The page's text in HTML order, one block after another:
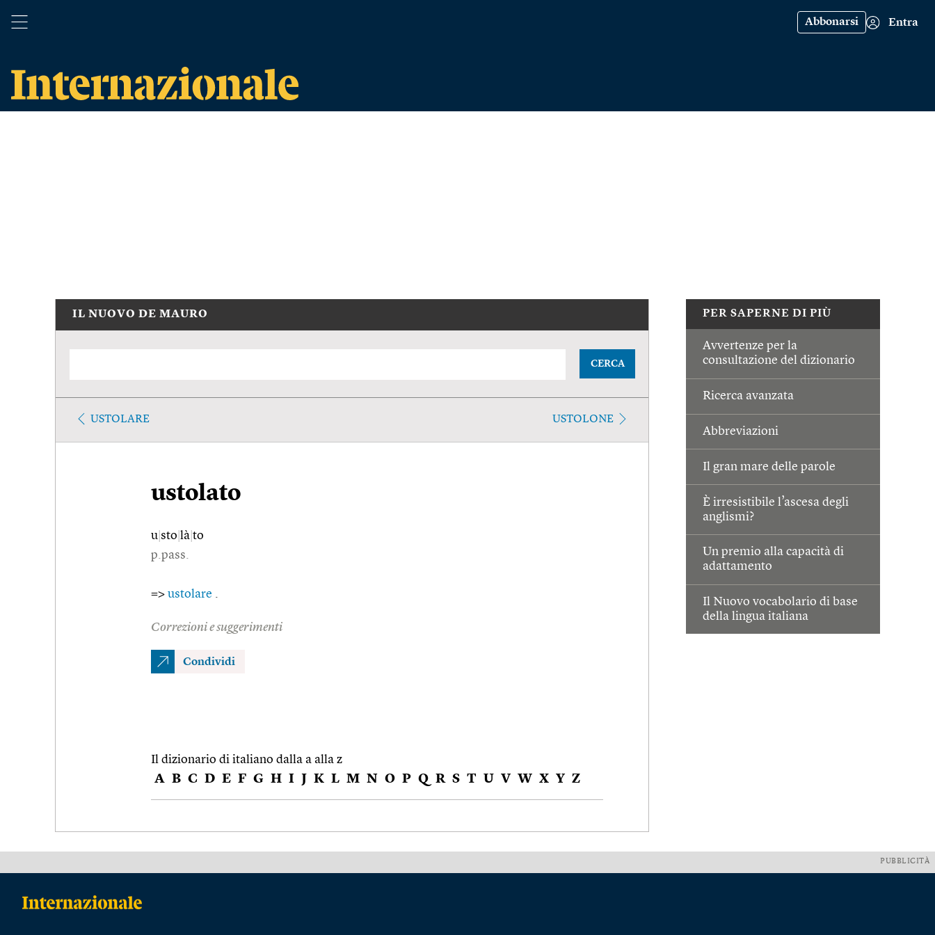
Abbonarsi Entra
PER SAPERNE DI PIÙ
Avvertenze per la
consultazione del dizionario
Ricerca avanzata
Abbreviazioni
Il gran mare delle parole
È irresistibile l’ascesa degli
anglismi?
Un premio alla capacità di
adattamento
Il Nuovo vocabolario di base
della lingua italiana
IL NUOVO DE MAURO
CERCA
USTOLARE USTOLONE
ustolato
u sto là to
p.pass.
=> ustolare .
Correzioni e suggerimenti
Condividi
Il dizionario di italiano dalla a alla z
A B C D E F G H I J K L M N O P Q R S T U V W X Y Z
PUBBLICITÀ